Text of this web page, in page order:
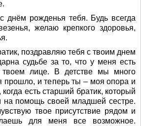
днём рожденья тебя. Будь всегда
желаю крепкого здоровья,
поздравляю тебя с твоим днем
судьбе за то, что у меня есть
твоем лице. В детстве мы много
прошло, и теперь ты – моя опора и
есть старший братик, который
на помощь своей младшей сестре.
твое присутствие рядом и
для меня все возможное.